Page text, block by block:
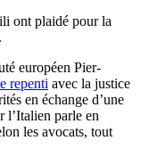
ont plaidé pour la
européen Pier-
repenti avec la justice
en échange d’une
l’Italien parle en
les avocats, tout